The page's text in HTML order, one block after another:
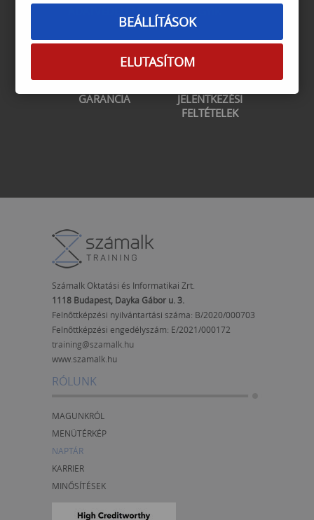
ADATVÉDELEM
GARANCIA
JELENTKEZÉSI
FELTÉTELEK
Számalk Oktatási és Informatikai Zrt.
1118 Budapest, Dayka Gábor u. 3.
Felnőttképzési nyilvántartási száma: B/2020/000703
Felnőttképzési engedélyszám: E/2021/000172
training@szamalk.hu
www.szamalk.hu
RÓLUNK
MAGUNKRÓL
MENÜTÉRKÉP
NAPTÁR
KARRIER
MINŐSÍTÉSEK
BEÁLLÍTÁSOK
ELUTASÍTOM